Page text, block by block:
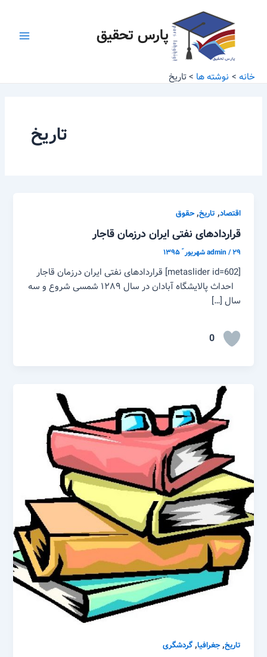
پارس تحقیق
خانه نوشته ها تاریخ
تاریخ
اقتصاد, تاریخ,حقوق
قراردادهای نفتی ایران درزمان قاجار
admin/۲۹ شهریور ّ ۱۳۹۵
[metaslider id=602] قراردادهای نفتی ایران درزمان قاجار
احداث پالایشگاه آبادان در سال ۱۲۸۹ شمسی شروع و سه
سال […]
0
تاریخ,جغرافیا,گردشگری